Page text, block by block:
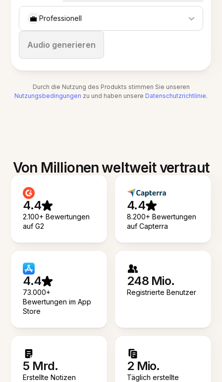
💼 Professionell
Audio generieren
Stoppen
Durch die Nutzung des Produkts stimmen Sie unseren
Nutzungsbedingungen zu und haben unsere Datenschutzrichtlinie.
Von Millionen weltweit vertraut
4.4
2.100+ Bewertungen
auf G2
4.4
8.200+ Bewertungen
auf Capterra
4.4
73.000+
Bewertungen im App
Store
248 Mio.
Registrierte Benutzer
5 Mrd.
Erstellte Notizen
2 Mio.
Täglich erstellte